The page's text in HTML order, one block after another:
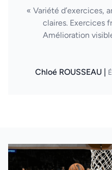
« Variété d’exercices,
claires. Exercices
Amélioration
Chloé ROUSSEAU |